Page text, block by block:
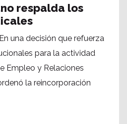
respalda los
En una decisión que refuerza
para la actividad
Empleo y Relaciones
la reincorporación